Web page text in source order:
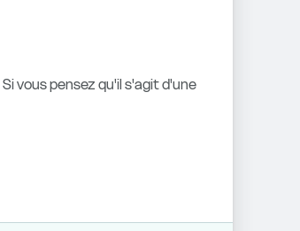
vous pensez qu'il s'agit d'une